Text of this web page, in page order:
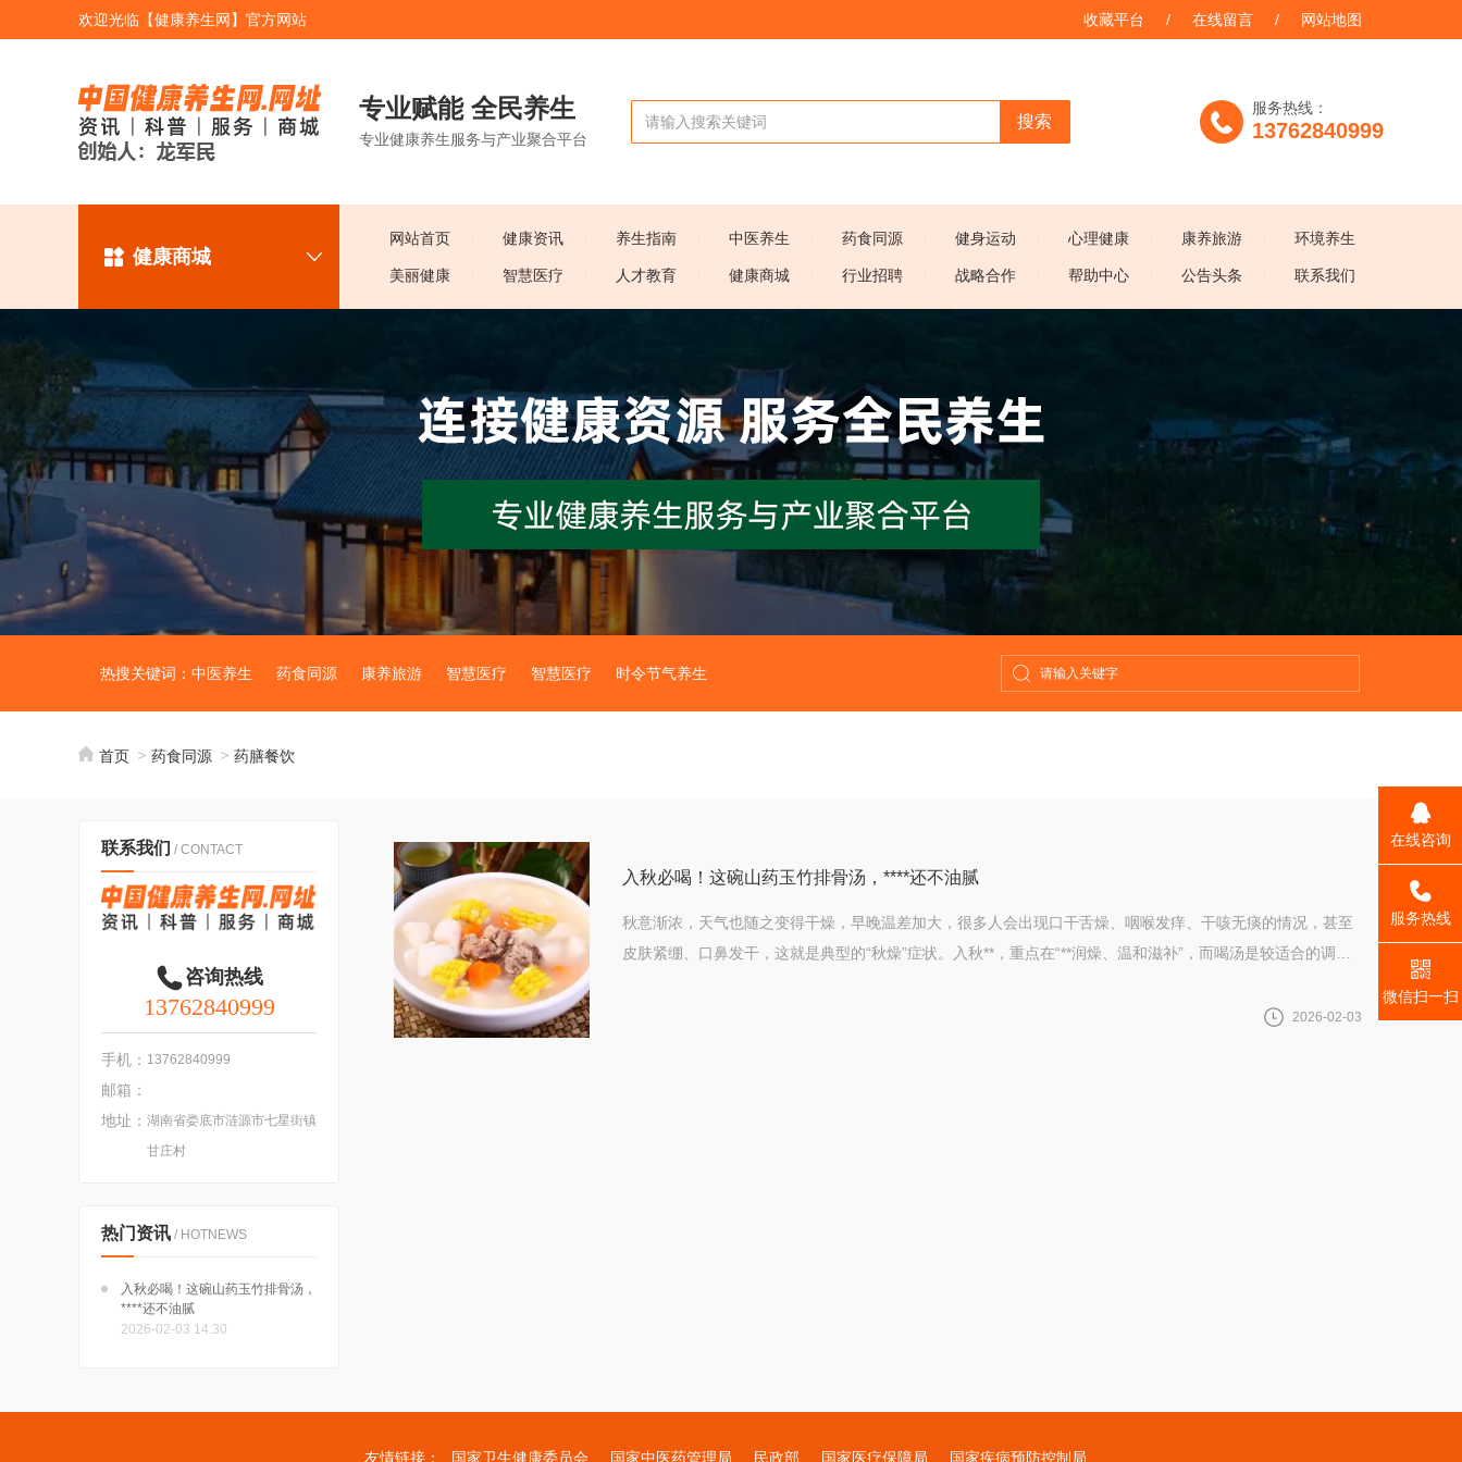
欢迎光临【健康养生网】官方网站 收藏平台 / 在线留言 / 网站地图
专业赋能 全民养生
专业健康养生服务与产业聚合平台
搜索
服务热线：
13762840999
健康商城
网站首页 健康资讯 养生指南 中医养生 药食同源 健身运动 心理健康 康养旅游 环境养生
美丽健康 智慧医疗 人才教育 健康商城 行业招聘 战略合作 帮助中心 公告头条 联系我们
热搜关键词： 中医养生 药食同源 康养旅游 智慧医疗 智慧医疗 时令节气养生
首页 药食同源 药膳餐饮
联系我们 / CONTACT
咨询热线
13762840999
手机： 13762840999
邮箱：
地址： 湖南省娄底市涟源市七星街镇
甘庄村
热门资讯 / HOTNEWS
入秋必喝！这碗山药玉竹排骨汤，
****还不油腻
2026-02-03 14:30
入秋必喝！这碗山药玉竹排骨汤，****还不油腻
秋意渐浓，天气也随之变得干燥，早晚温差加大，很多人会出现口干舌燥、咽喉发痒、干咳无痰的情况，甚至
皮肤紧绷、口鼻发干，这就是典型的“秋燥”症状。入秋**，重点在“**润燥、温和滋补”，而喝汤是较适合的调理
2026-02-03
友情链接： 国家卫生健康委员会 ‌国家中医药管理局 ‌民政部 ‌国家医疗保障局 国家疾病预防控制局
在线咨询
_self
服务热线
微信扫一扫